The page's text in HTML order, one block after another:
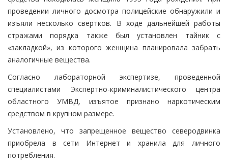
проведении личного досмотра полицейские обнаружили и
изъяли несколько свертков. В ходе дальнейшей работы
стражами порядка также был установлен тайник с
«закладкой», из которого женщина планировала забрать
аналогичные вещества.
Согласно лабораторной экспертизе, проведенной
специалистами Экспертно-криминалистического центра
областного УМВД, изъятое признано наркотическим
средством в крупном размере.
Установлено, что запрещенное вещество северодвинка
приобрела в сети Интернет и хранила для личного
потребления.